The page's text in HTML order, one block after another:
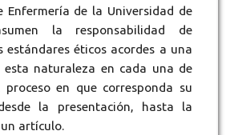
Enfermería de la Universidad de
la responsabilidad de
estándares éticos acordes a una
esta naturaleza en cada una de
en que corresponda su
la presentación, hasta la
artículo.